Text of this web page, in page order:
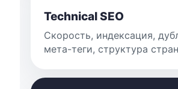
Technical SEO
Скорость, индексация,
мета-теги, структура